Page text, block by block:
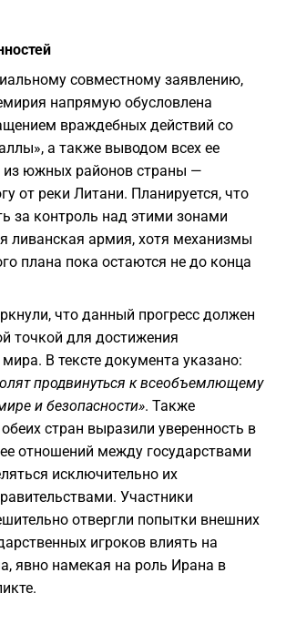
совместному заявлению,
напрямую обусловлена
враждебных действий со
а также выводом всех ее
южных районов страны —
от реки Литани. Планируется, что
за контроль над этими зонами
ливанская армия, хотя механизмы
плана пока остаются не до конца
что данный прогресс должен
точкой для достижения
В тексте документа указано:
продвинуться к всеобъемлющему
и безопасности». Также
стран выразили уверенность в
отношений между государствами
исключительно их
Участники
отвергли попытки внешних
игроков влиять на
явно намекая на роль Ирана в